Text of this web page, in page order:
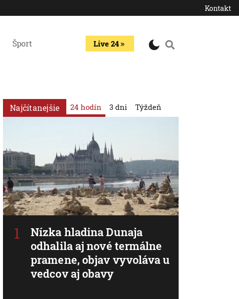
Kontakt
Šport Live 24
Najčítanejšie 24 hodín
Nízka hladina Dunaja
odhalila aj nové termálne
pramene, objav vyvoláva u
vedcov aj obavy
3 dni Týždeň